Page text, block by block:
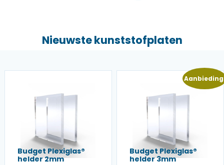
Nieuwste kunststofplaten
Budget Plexiglas®
helder 2mm
Budget Plexiglas®
helder 3mm